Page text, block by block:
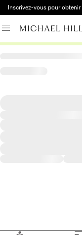
Inscrivez-vous pour obtenir